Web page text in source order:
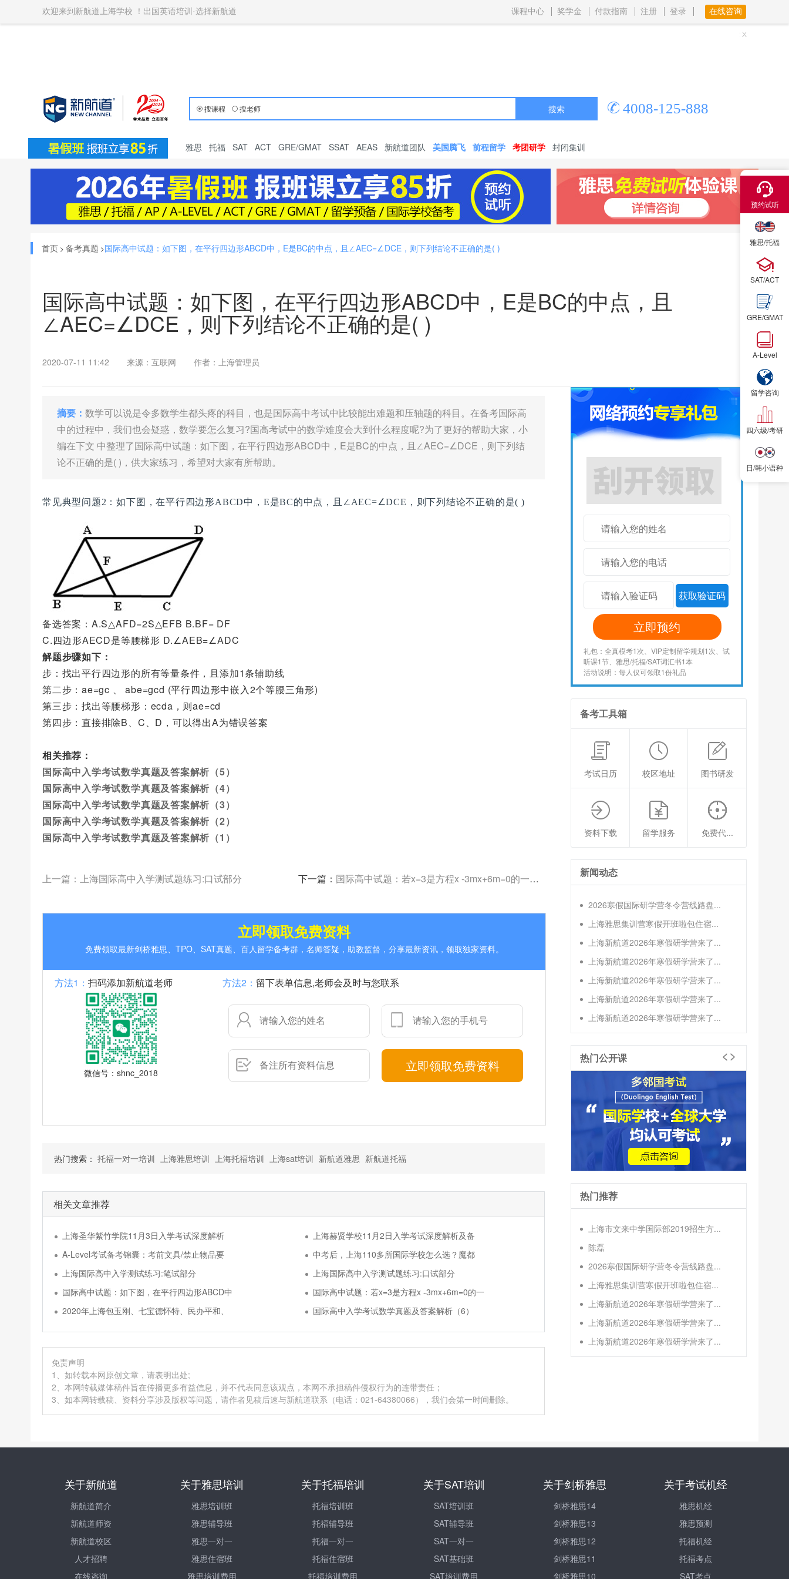
欢迎来到新航道上海学校 ！出国英语培训·选择新航道 课程中心 奖学金 付款指南 注册 登录 在线咨询
搜课程 搜老师 搜索 4008-125-888
雅思 托福 SAT ACT GRE/GMAT SSAT AEAS 新航道团队 美国腾飞 前程留学 考团研学 封闭集训
首页 > 备考真题 >国际高中试题：如下图，在平行四边形ABCD中，E是BC的中点，且∠AEC=∠DCE，则下列结论不正确的是( )
国际高中试题：如下图，在平行四边形ABCD中，E是BC的中点，且
∠AEC=∠DCE，则下列结论不正确的是( )
2020-07-11 11:42 来源：互联网 作者：上海管理员
摘要： 数学可以说是令多数学生都头疼的科目，也是国际高中考试中比较能出难题和压轴题的科目。在备考国际高
中的过程中，我们也会疑惑，数学要怎么复习?国高考试中的数学难度会大到什么程度呢?为了更好的帮助大家，小
编在下文 中整理了国际高中试题：如下图，在平行四边形ABCD中，E是BC的中点，且∠AEC=∠DCE，则下列结
论不正确的是( )，供大家练习，希望对大家有所帮助。
常见典型问题2：如下图，在平行四边形ABCD中，E是BC的中点，且∠AEC=∠DCE，则下列结论不正确的是( )
备选答案：A.S△AFD=2S△EFB B.BF= DF
C.四边形AECD是等腰梯形 D.∠AEB=∠ADC
解题步骤如下：
步：找出平行四边形的所有等量条件，且添加1条辅助线
第二步：ae=gc 、 abe=gcd (平行四边形中嵌入2个等腰三角形)
第三步：找出等腰梯形：ecda，则ae=cd
第四步：直接排除B、C、D，可以得出A为错误答案
相关推荐：
国际高中入学考试数学真题及答案解析（5）
国际高中入学考试数学真题及答案解析（4）
国际高中入学考试数学真题及答案解析（3）
国际高中入学考试数学真题及答案解析（2）
国际高中入学考试数学真题及答案解析（1）
上一篇： 上海国际高中入学测试题练习:口试部分 下一篇： 国际高中试题：若x=3是方程x -3mx+6m=0的一个根，则m的值为 ( )
立即领取免费资料
免费领取最新剑桥雅思、TPO、SAT真题、百人留学备考群，名师答疑，助教监督，分享最新资讯，领取独家资料。
方法1： 扫码添加新航道老师
微信号：shnc_2018
方法2： 留下表单信息,老师会及时与您联系
立即领取免费资料
热门搜索： 托福一对一培训 上海雅思培训 上海托福培训 上海sat培训 新航道雅思 新航道托福
相关文章推荐
上海圣华紫竹学院11月3日入学考试深度解析
上海赫贤学校11月2日入学考试深度解析及备
A-Level考试备考锦囊：考前文具/禁止物品要
中考后，上海110多所国际学校怎么选？魔都
上海国际高中入学测试练习:笔试部分
上海国际高中入学测试题练习:口试部分
国际高中试题：如下图，在平行四边形ABCD中
国际高中试题：若x=3是方程x -3mx+6m=0的一
2020年上海包玉刚、七宝德怀特、民办平和、
国际高中入学考试数学真题及答案解析（6）
免责声明
1、如转载本网原创文章，请表明出处;
2、本网转载媒体稿件旨在传播更多有益信息，并不代表同意该观点，本网不承担稿件侵权行为的连带责任；
3、如本网转载稿、资料分享涉及版权等问题，请作者见稿后速与新航道联系（电话：021-64380066），我们会第一时间删除。
试听课1节
获取验证码
立即预约
礼包：全真模考1次、VIP定制留学规划1次、试
听课1节、雅思/托福/SAT词汇书1本
活动说明：每人仅可领取1份礼品
备考工具箱
考试日历 校区地址 图书研发
资料下载 留学服务 免费代...
新闻动态
2026寒假国际研学营冬令营线路盘...
上海雅思集训营寒假开班啦包住宿...
上海新航道2026年寒假研学营来了...
上海新航道2026年寒假研学营来了...
上海新航道2026年寒假研学营来了...
上海新航道2026年寒假研学营来了...
上海新航道2026年寒假研学营来了...
热门公开课
热门推荐
上海市文来中学国际部2019招生方...
陈磊
2026寒假国际研学营冬令营线路盘...
上海雅思集训营寒假开班啦包住宿...
上海新航道2026年寒假研学营来了...
上海新航道2026年寒假研学营来了...
上海新航道2026年寒假研学营来了...
关于新航道
新航道简介
新航道师资
新航道校区
人才招聘
在线咨询
关于雅思培训
雅思培训班
雅思辅导班
雅思一对一
雅思住宿班
雅思培训费用
关于托福培训
托福培训班
托福辅导班
托福一对一
托福住宿班
托福培训费用
关于SAT培训
SAT培训班
SAT辅导班
SAT一对一
SAT基础班
SAT培训费用
关于剑桥雅思
剑桥雅思14
剑桥雅思13
剑桥雅思12
剑桥雅思11
剑桥雅思10
关于考试机经
雅思机经
雅思预测
托福机经
托福考点
SAT考点
忘记密码?
请勿将帐号信息提供给他人/机构
预约试听
雅思/托福
SAT/ACT
GRE/GMAT
A-Level
留学咨询
四六级/考研
日/韩小语种
×